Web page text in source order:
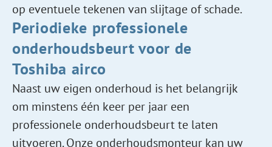
op eventuele tekenen van slijtage of schade.
Periodieke professionele
onderhoudsbeurt voor de
Toshiba airco
Naast uw eigen onderhoud is het belangrijk
om minstens één keer per jaar een
professionele onderhoudsbeurt te laten
uitvoeren. Onze onderhoudsmonteur kan uw